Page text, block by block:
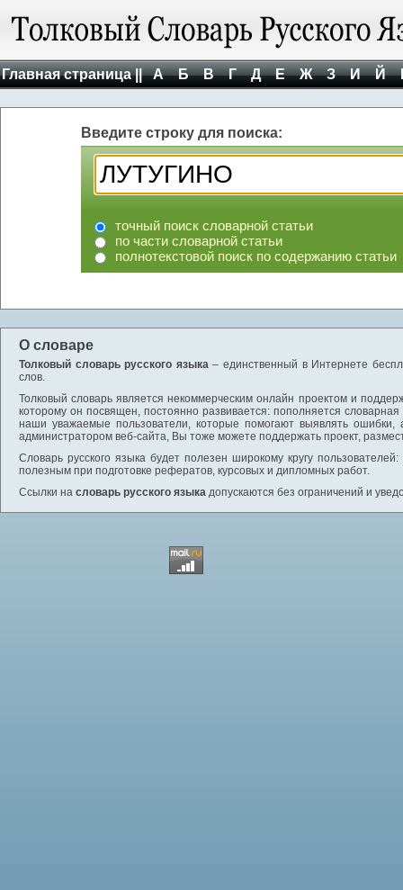
Главная страница || А Б В Г Д Е Ж З И Й
Введите строку для поиска:
точный поиск словарной статьи
по части словарной статьи
полнотекстовой поиск по содержанию статьи
О словаре
Толковый словарь русского языка– единственный в Интернете
слов.
Толковый словарь является некоммерческим онлайн проектом и
которому он посвящен, постоянно развивается: пополняется
наши уважаемые пользователи, которые помогают выявлять
администратором веб-сайта, Вы тоже можете поддержать проект,
Словарь русского языка будет полезен широкому кругу
полезным при подготовке рефератов, курсовых и дипломных работ.
Ссылки на словарь русского языка допускаются без ограничений и